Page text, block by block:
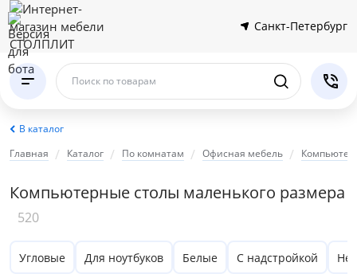
Санкт-Петербург
Поиск по товарам
В каталог
Главная
Каталог По комнатам Офисная мебель
Компьютерные столы маленького размера
520
Угловые Для ноутбуков Белые С надстройкой